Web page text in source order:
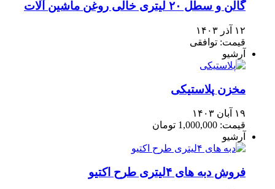
گالن و سطل ۲۰ لیتری خالی روغن ماشین آلات
۱۲ آذر ۱۴۰۳
قیمت: توافقی
آرشیو
مخزن پلاستیکی
۱۹ آبان ۱۴۰۳
قیمت: 1,000,000 تومان
آرشیو
فروش دبه های ۴لیتری طرح اکتیو